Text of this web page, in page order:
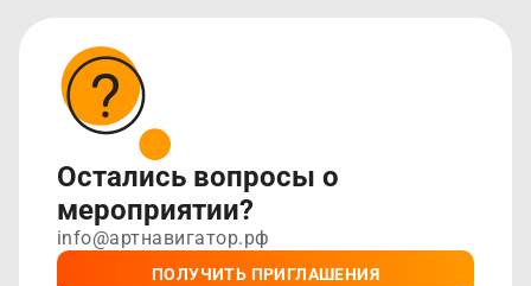
Остались вопросы о
мероприятии?
info@артнавигатор.рф
ПОЛУЧИТЬ ПРИГЛАШЕНИЯ